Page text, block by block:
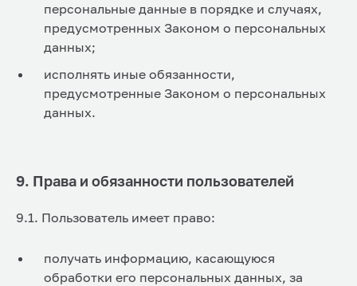
персональные данные в порядке и случаях,
предусмотренных Законом о персональных
данных;
исполнять иные обязанности,
предусмотренные Законом о персональных
данных.
9. Права и обязанности пользователей
9.1. Пользователь имеет право:
получать информацию, касающуюся
обработки его персональных данных, за